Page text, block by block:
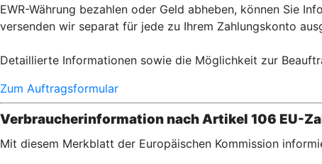
EWR-Währung bezahlen oder Geld abheben, können Sie
versenden wir separat für jede zu Ihrem Zahlungskonto
Detaillierte Informationen sowie die Möglichkeit zur
Zum Auftragsformular
Verbraucherinformation nach Artikel 106 EU-
Mit diesem Merkblatt der Europäischen Kommission